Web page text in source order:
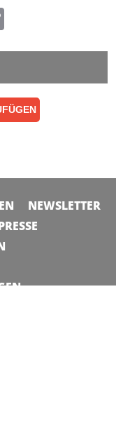
NEWSLETTER